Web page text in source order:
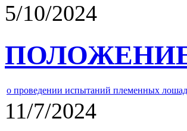
5/10/2024
о проведении испытаний племенных
11/7/2024